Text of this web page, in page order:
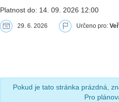
Platnost do: 14. 09. 2026 12:00
29. 6. 2026 Určeno pro:
Pokud je tato stránka prázdná,
Pro